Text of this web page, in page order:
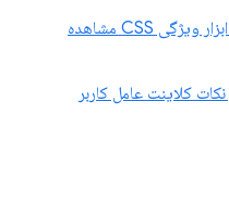
وضعیت خط پایه را در راهنمای ابزار ویژگی CSS مشاهده
کلاینت عامل کاربر